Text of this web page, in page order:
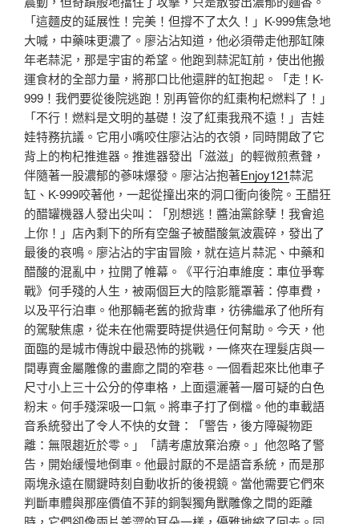
「這麵皮的延展性！完美！但撐不了太久！」K-999焦急地
大喊，中藥味更濃了。廖沾沾知道，他必須帶走他那缸陳
年老蒜泥，那是宇宙的希望。他跑到蒜泥缸前，使出他搬
運食材的全部力量，將那口比他還胖的缸抱起。「走！K-
999！我們要從後院逃跑！別再管你的紅棗枸杞燃料了！」
「不行！燃料是文明的基礎！沒了紅棗我飛不遠！」吉娃
娃特務抗議。它用小嘴咬住廖沾沾的衣領，同時開啟了它
背上的枸杞推進器。推進器發出「滋滋」的輕微煎煮聲，
伴隨著一股濃郁的蔘味爆發。廖沾沾抱著Enjoy121蒜泥
缸、K-999咬著他，一起從撞出來的洞口衝向後院。王醋狂
的醋罐機器人發出尖叫：「別想逃！醬油黨餘孽！我會追
上你！」店內剩下的所有空盤子被醋酸氣波震碎，發出了
最後的哀鳴。廖沾沾的宇宙冒險，就在這片蒜泥、中藥和
醋酸的混亂中，拉開了帷幕。《平行泊車維度：車位爭奪
戰》何手殘的人生，被兩個巨大的陰影籠罩著：停車費，
以及平行泊車。他那輛老舊的掀背車，彷彿繼承了他所有
的駕駛焦慮，從未在他需要時提供過任何幫助。今天，他
面臨的是城市傳說中最恐怖的挑戰，一條夾在理髮店與一
間專賣金屬雕像的畫廊之間的窄巷。一個看起來比他車子
尺寸小上三十公分的停車格，上面還灑著一層可疑的白色
粉末。何手殘深吸一口氣。將車子打了倒檔。他的車載語
音系統發出了令人不快的女聲：「警告，後方障礙物距
離：無限趨近於零。」「請考慮放棄治療。」他忽略了警
告，開始緩慢地倒車。他最討厭的不是語音系統，而是那
兩塊永遠在關鍵時刻自動收折的後視鏡。當他需要它們來
判斷車體與那座價值不菲的銅製獨角獸雕像之間的距離